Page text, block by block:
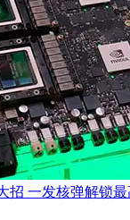
招 一发核弹解锁